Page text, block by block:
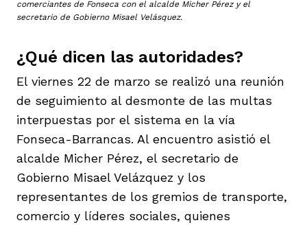
comerciantes de Fonseca con el alcalde Micher Pérez y el
secretario de Gobierno Misael Velásquez.
¿Qué dicen las autoridades?
El viernes 22 de marzo se realizó una reunión
de seguimiento al desmonte de las multas
interpuestas por el sistema en la vía
Fonseca-Barrancas. Al encuentro asistió el
alcalde Micher Pérez, el secretario de
Gobierno Misael Velázquez y los
representantes de los gremios de transporte,
comercio y líderes sociales, quienes